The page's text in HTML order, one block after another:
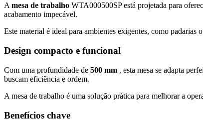
Amesa de trabalho WTA000500SP está projetada para
acabamento impecável.
Este material é ideal para ambientes exigentes, como
Design compacto e funcional
Com uma profundidade de 500 mm , esta mesa se adapta
buscam eficiência e ordem.
A mesa de trabalho é uma solução prática para melhorar a
Benefícios chave